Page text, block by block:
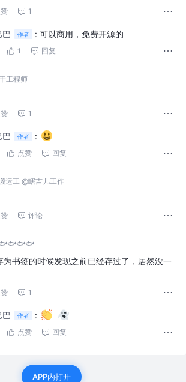
1
巴 作者 : 可以商用，免费开源的
1 回复
工程师
1
巴 作者 :
点赞 回复
运工 @瞎吉儿工作
评论
为书签的时候发现之前已经存过了，居然没一
1
巴 作者 :
点赞 回复
APP内打开